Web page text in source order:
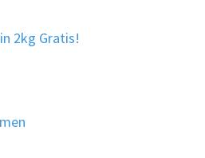
2kg Gratis!